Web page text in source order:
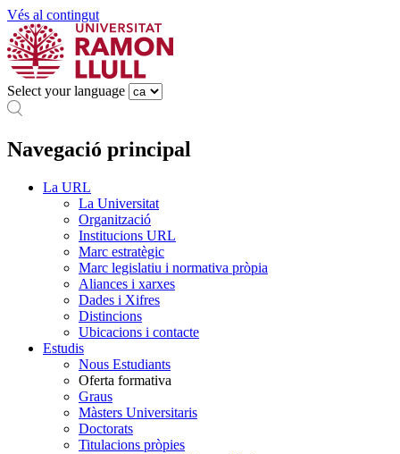
Vés al contingut
Select your language
Navegació principal
La URL
La Universitat
Organització
Institucions URL
Marc estratègic
Marc legislatiu i normativa pròpia
Aliances i xarxes
Dades i Xifres
Distincions
Ubicacions i contacte
Estudis
Nous Estudiants
Oferta formativa
Graus
Màsters Universitaris
Doctorats
Titulacions pròpies